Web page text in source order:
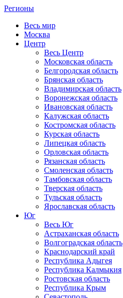
Регионы
Весь мир
Москва
Центр
Весь Центр
Московская область
Белгородская область
Брянская область
Владимирская область
Воронежская область
Ивановская область
Калужская область
Костромская область
Курская область
Липецкая область
Орловская область
Рязанская область
Смоленская область
Тамбовская область
Тверская область
Тульская область
Ярославская область
Юг
Весь Юг
Астраханская область
Волгоградская область
Краснодарский край
Республика Адыгея
Республика Калмыкия
Ростовская область
Республика Крым